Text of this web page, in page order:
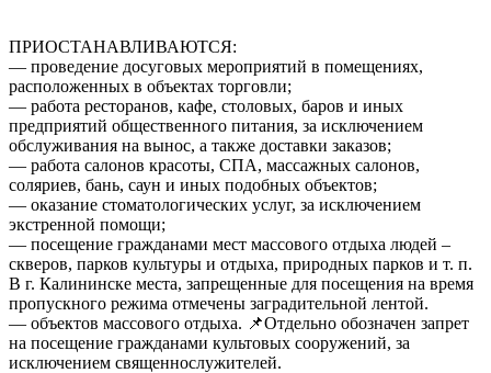
ПРИОСТАНАВЛИВАЮТСЯ:
— проведение досуговых мероприятий в помещениях,
расположенных в объектах торговли;
— работа ресторанов, кафе, столовых, баров и иных
предприятий общественного питания, за исключением
обслуживания на вынос, а также доставки заказов;
— работа салонов красоты, СПА, массажных салонов,
соляриев, бань, саун и иных подобных объектов;
— оказание стоматологических услуг, за исключением
экстренной помощи;
— посещение гражданами мест массового отдыха людей –
скверов, парков культуры и отдыха, природных парков и т. п.
В г. Калининске места, запрещенные для посещения на время
пропускного режима отмечены заградительной лентой.
— объектов массового отдыха. 📌Отдельно обозначен запрет
на посещение гражданами культовых сооружений, за
исключением священнослужителей.